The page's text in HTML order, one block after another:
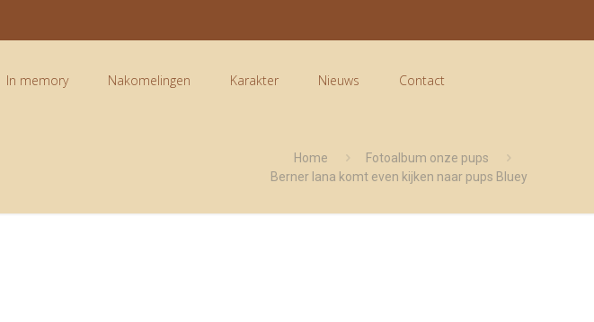
In memory Nakomelingen Karakter Nieuws Contact
Home
Fotoalbum onze pups
Berner lana komt even kijken naar pups Bluey